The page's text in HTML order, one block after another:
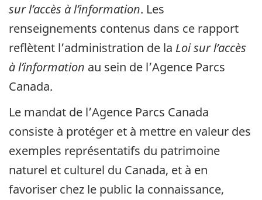
sur l’accès à l’information. Les
renseignements contenus dans ce rapport
reflètent l’administration de la Loi sur l’accès
à l’information au sein de l’Agence Parcs
Canada.
Le mandat de l’Agence Parcs Canada
consiste à protéger et à mettre en valeur des
exemples représentatifs du patrimoine
naturel et culturel du Canada, et à en
favoriser chez le public la connaissance,